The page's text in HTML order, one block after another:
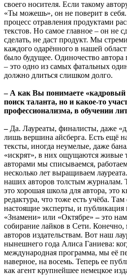
своего носителя. Если такому
«Ты можешь», он не поверит в
процесс отравления продуктами
текстов. Но самое главное – он не
сделать, не даст продукт. Мы
каждого одарённого в нашей
было будущее. Одиночество
– это одно из самых фатальных
должно длиться слишком долго.
– А как Вы понимаете «кадровый
поиск таланта, но и какое-то
профессионализма, в обучении
– Да. Лауреаты, финалисты, даже
лишь вершина айсберга. Есть ещё
тексты, иногда неумелые, даже
«искрят», в них ощущаются живые
авторами мы списываемся,
несколько лет выращиваем
наших авторов толстым журналам.
это хорошая школа для автора, это
редактура, что тоже есть учёба.
настоящие эксперты, и
«Знамени» или «Октябре»–это
собирание лайков в Сети.
авторов издательствам. Вот наш
нынешнего года Алиса Ганиева:
международная программа, мы её
наверное, на восемь. Теперь ее
как агент крупнейшее немецкое